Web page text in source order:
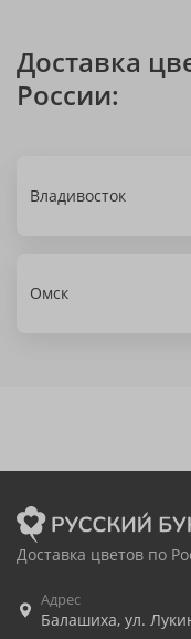
Доставка
России:
Владивосток
Омск
Доставка цветов по
Адрес
Балашиха, ул.